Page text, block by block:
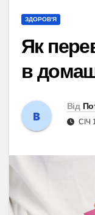
ЗДОРОВ'Я
Як
в
Від
СІЧ